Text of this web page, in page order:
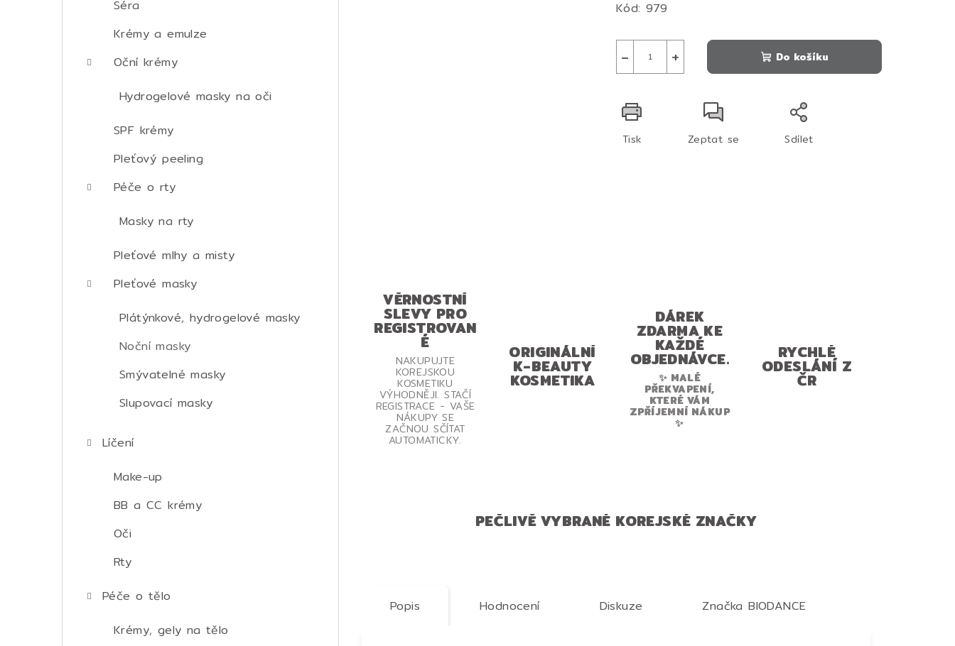
Séra
Krémy a emulze
Oční krémy
Hydrogelové masky na oči
SPF krémy
Pleťový peeling
Péče o rty
Masky na rty
Pleťové mlhy a misty
Pleťové masky
Plátýnkové, hydrogelové masky
Noční masky
Smývatelné masky
Slupovací masky
Líčení
Make-up
BB a CC krémy
Oči
Rty
Péče o tělo
Krémy, gely na tělo
Kód: 979
+
− Do košíku
Tisk Zeptat se Sdílet
VĚRNOSTNÍ
SLEVY PRO
REGISTROVAN
É
NAKUPUJTE
KOREJSKOU
KOSMETIKU
VÝHODNĚJI. STAČÍ
REGISTRACE - VAŠE
NÁKUPY SE
ZAČNOU SČÍTAT
AUTOMATICKY.
ORIGINÁLNÍ
K-BEAUTY
KOSMETIKA
DÁREK
ZDARMA KE
KAŽDÉ
OBJEDNÁVCE.
✨ MALÉ
PŘEKVAPENÍ,
KTERÉ VÁM
ZPŘÍJEMNÍ NÁKUP
✨
RYCHLÉ
ODESLÁNÍ Z
ČR
PEČLIVĚ VYBRANÉ KOREJSKÉ ZNAČKY
Popis Hodnocení Diskuze Značka BIODANCE